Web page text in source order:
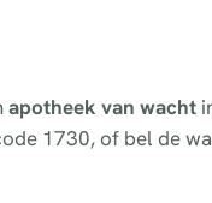
apotheek van wacht
1730, of bel de